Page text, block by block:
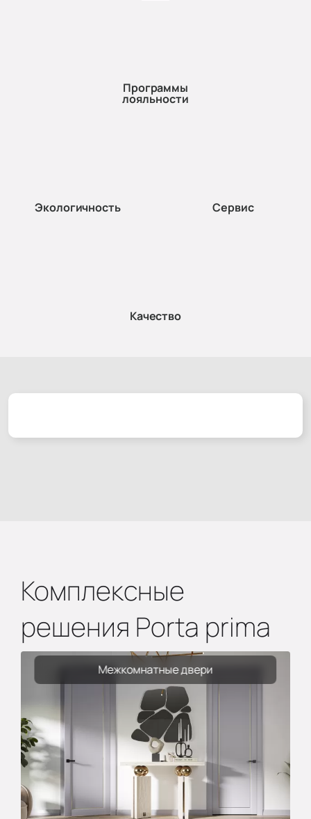
Программы
лояльности
Экологичность Сервис
Качество
Комплексные
решения Porta prima
Межкомнатные двери